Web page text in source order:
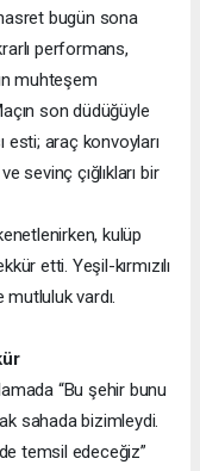
bugün sona
performans,
muhteşem
son düdüğüyle
esti; araç konvoyları
sevinç çığlıkları bir
kulüp
etti. Yeşil-kırmızılı
vardı.
“Bu şehir bunu
sahada bizimleydi.
temsil edeceğiz”